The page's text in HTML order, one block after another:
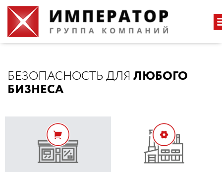
Услуги охраны
БЕЗОПАСНОСТЬ ДЛЯ ЛЮБОГО
БИЗНЕСА